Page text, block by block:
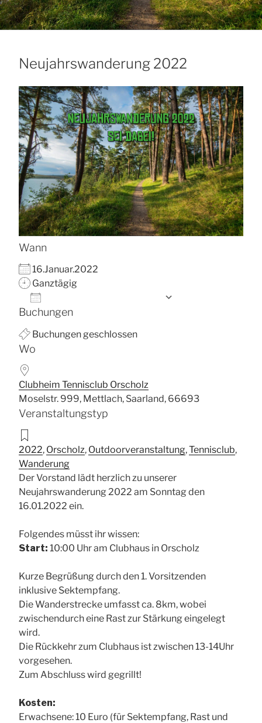
Neujahrswanderung 2022
Wann
16.Januar.2022
Ganztägig
ICS herunterladen
Buchungen
Buchungen geschlossen
Wo
Clubheim Tennisclub Orscholz
Moselstr. 999, Mettlach, Saarland, 66693
Veranstaltungstyp
2022, Orscholz, Outdoorveranstaltung,Tennisclub,
Wanderung
Der Vorstand lädt herzlich zu unserer
Neujahrswanderung 2022 am Sonntag den
16.01.2022 ein.
Folgendes müsst ihr wissen:
Start: 10:00 Uhr am Clubhaus in Orscholz
Kurze Begrüßung durch den 1. Vorsitzenden
inklusive Sektempfang.
Die Wanderstrecke umfasst ca. 8km, wobei
zwischendurch eine Rast zur Stärkung eingelegt
wird.
Die Rückkehr zum Clubhaus ist zwischen 13-14Uhr
vorgesehen.
Zum Abschluss wird gegrillt!
Kosten:
Erwachsene: 10 Euro (für Sektempfang, Rast und